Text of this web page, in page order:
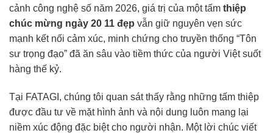
cảnh công nghệ số năm 2026, giá trị của một tấm thiệp
chúc mừng ngày 20 11 đẹp vẫn giữ nguyên vẹn sức
mạnh kết nối cảm xúc, minh chứng cho truyền thống “Tôn
sư trọng đạo” đã ăn sâu vào tiềm thức của người Việt suốt
hàng thế kỷ.
Tại FATAGI, chúng tôi quan sát thấy rằng những tấm thiệp
được đầu tư về mặt hình ảnh và nội dung luôn mang lại
niềm xúc động đặc biệt cho người nhận. Một lời chúc viết